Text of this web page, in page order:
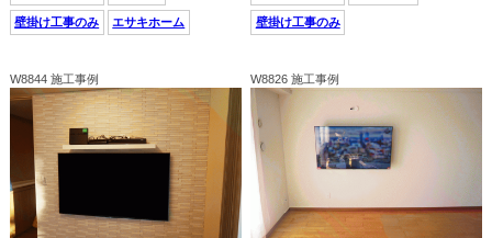
壁掛け工事のみ エサキホーム 壁掛け工事のみ
W8844 施工事例 W8826 施工事例